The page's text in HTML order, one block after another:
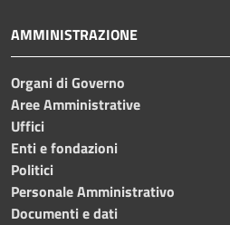
AMMINISTRAZIONE
Organi di Governo
Aree Amministrative
Uffici
Enti e fondazioni
Politici
Personale Amministrativo
Documenti e dati